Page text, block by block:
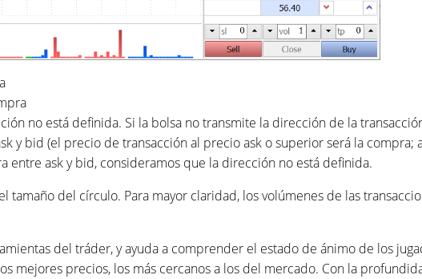
no está definida. Si la bolsa no transmite la dirección de la
y bid (el precio de transacción al precio ask o superior será la
entre ask y bid, consideramos que la dirección no está definida.
tamaño del círculo. Para mayor claridad, los volúmenes de las
del tráder, y ayuda a comprender el estado de ánimo de los
mejores precios, los más cercanos a los del mercado. Con la